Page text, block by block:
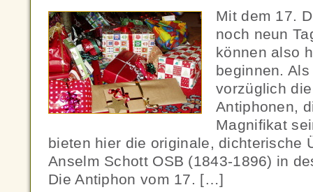
Mit dem 17.
noch neun
können also
beginnen.
vorzüglich
Antiphonen,
Magnifikat
bieten hier die originale, dichterische
Anselm Schott OSB (1843-1896) in
Die Antiphon vom 17. […]